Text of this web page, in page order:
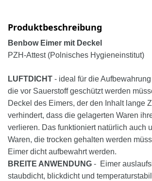
Produktbeschreibung
Benbow Eimer mit Deckel
PZH-Attest (Polnisches Hygieneinstitut)
LUFTDICHT - ideal für die
die vor Sauerstoff geschützt werden
Deckel des Eimers, der den Inhalt lange
verhindert, dass die gelagerten Waren
verlieren. Das funktioniert natürlich auch
Waren, die trocken gehalten werden
Eimer dicht aufbewahrt werden.
BREITE ANWENDUNG - Eimer
staubdicht, blickdicht und